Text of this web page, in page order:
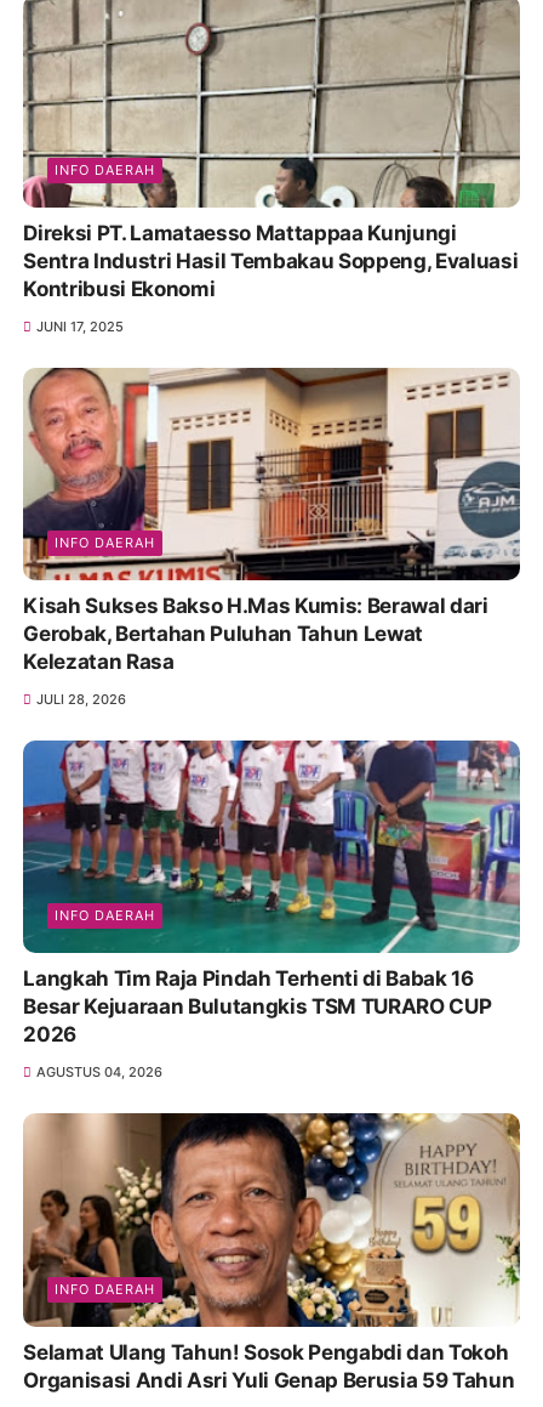
INFO DAERAH
Direksi PT. Lamataesso Mattappaa Kunjungi
Sentra Industri Hasil Tembakau Soppeng, Evaluasi
Kontribusi Ekonomi
JUNI 17, 2025
INFO DAERAH
Kisah Sukses Bakso H.Mas Kumis: Berawal dari
Gerobak, Bertahan Puluhan Tahun Lewat
Kelezatan Rasa
JULI 28, 2026
INFO DAERAH
Langkah Tim Raja Pindah Terhenti di Babak 16
Besar Kejuaraan Bulutangkis TSM TURARO CUP
2026
AGUSTUS 04, 2026
INFO DAERAH
Selamat Ulang Tahun! Sosok Pengabdi dan Tokoh
Organisasi Andi Asri Yuli Genap Berusia 59 Tahun